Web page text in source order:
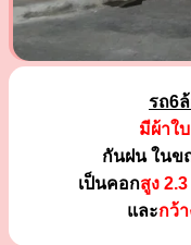
รถ6
มีผ้าใ
กันฝน ในข
เป็นคอกสูง 2.3
และกว้